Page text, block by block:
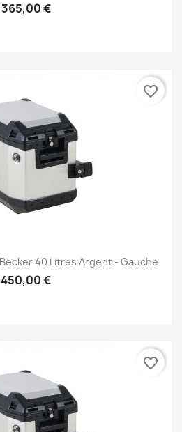
365,00 €
40 Litres Argent - Gauche
450,00 €
favorite_border
favorite_border